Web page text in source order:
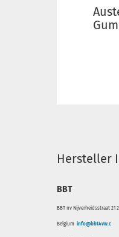
Hersteller
BBT
BBT nv Nijverheidsstraat 21
Belgium info@bbt4vw.c